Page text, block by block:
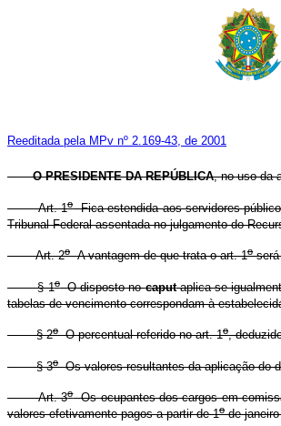
Reeditada pela MPv nº 2.169-43, de 2001
O PRESIDENTE DA REPÚBLICA, no uso da
Art. 1oFica estendida aos servidores
Tribunal Federal assentada no julgamento do
Art. 2oA vantagem de que trata o art. 1oserá
§ 1oO disposto nocaputaplica-se
tabelas de vencimento correspondam à
§ 2oO percentual referido no art. 1o,
§ 3oOs valores resultantes da aplicação do
Art. 3oOs ocupantes dos cargos em
valores efetivamente pagos a partir de 1ode janeiro